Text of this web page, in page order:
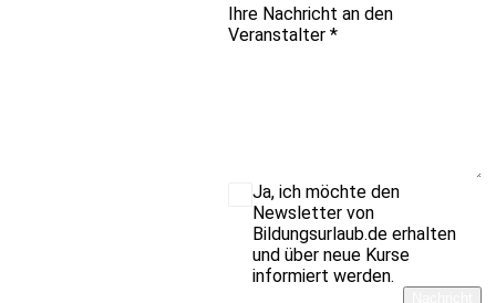
Ihre Nachricht an den
Veranstalter *
Ja, ich möchte den
Newsletter von
Bildungsurlaub.de erhalten
und über neue Kurse
informiert werden.